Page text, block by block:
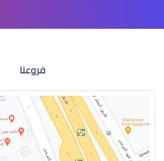
انحراف الشبكية في العين
فروعنا